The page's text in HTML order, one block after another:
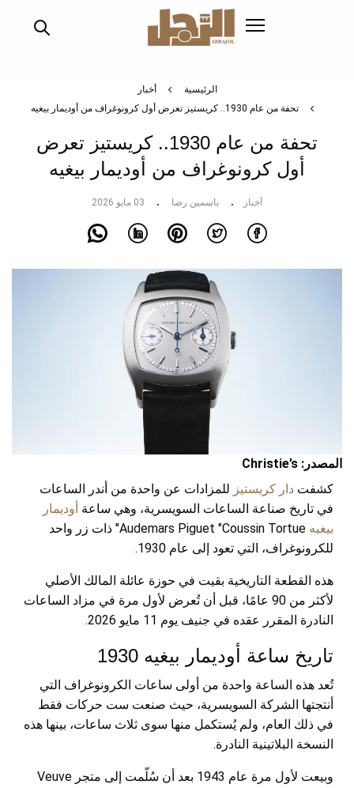
الرئيسية
أخبار
تحفة من عام 1930.. كريستيز تعرض أول كرونوغراف من أوديمار بيغيه
تحفة من عام 1930.. كريستيز تعرض
أول كرونوغراف من أوديمار بيغيه
أخبار ياسمين رضا 03 مايو 2026
المصدر: Christie’s
كشفت دار كريستيز للمزادات عن واحدة من أندر الساعات
في تاريخ صناعة الساعات السويسرية، وهي ساعة أوديمار
بيغيه
Audemars Piguet "Coussin Tortue" ذات زر واحد
للكرونوغراف، التي تعود إلى عام 1930.
هذه القطعة التاريخية بقيت في حوزة عائلة المالك الأصلي
لأكثر من 90 عامًا، قبل أن تُعرض لأول مرة في مزاد الساعات
النادرة المقرر عقده في جنيف يوم 11 مايو 2026.
تاريخ ساعة أوديمار بيغيه 1930
تُعد هذه الساعة واحدة من أولى ساعات الكرونوغراف التي
أنتجتها الشركة السويسرية، حيث صنعت ست حركات فقط
في ذلك العام، ولم يُستكمل منها سوى ثلاث ساعات، بينها هذه
النسخة البلاتينية النادرة.
وبيعت لأول مرة عام 1943 بعد أن سُلّمت إلى متجر Veuve